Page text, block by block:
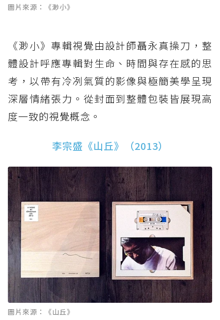
圖片來源：《渺小》
《渺小》專輯視覺由設計師聶永真操刀，整
體設計呼應專輯對生命、時間與存在感的思
考，以帶有冷冽氣質的影像與極簡美學呈現
深層情緒張力。從封面到整體包裝皆展現高
度一致的視覺概念。
李宗盛《山丘》（2013）
圖片來源：《山丘》